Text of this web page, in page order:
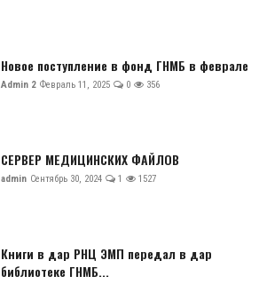
Новое поступление в фонд ГНМБ в феврале
Admin 2 Февраль 11, 2025 0 356
СЕРВЕР МЕДИЦИНСКИХ ФАЙЛОВ
admin Сентябрь 30, 2024 1 1527
Книги в дар РНЦ ЭМП передал в дар
библиотеке ГНМБ...